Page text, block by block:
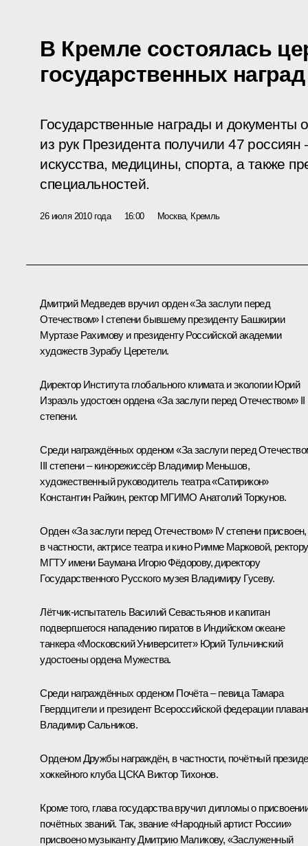
В Кремле состоялась
государственных наград
Государственные награды и документы
из рук Президента получили 47 россиян
искусства, медицины, спорта, а также
специальностей.
26 июля 2010 года 16:00 Москва, Кремль
Дмитрий Медведев вручил орден «За заслуги перед
Отечеством»I степени бывшему президенту Башкирии
Муртазе Рахимову и президенту Российской академии
художеств Зурабу Церетели.
Директор Института глобального климата и экологии Юрий
Израэль удостоен ордена «За заслуги перед Отечеством» II
степени.
Среди награждённых орденом «За заслуги перед
III степени – кинорежиссёр Владимир Меньшов,
художественный руководитель театра «Сатирикон»
Константин Райкин, ректор МГИМО Анатолий Торкунов.
Орден «За заслуги перед Отечеством» IV степени присвоен,
в частности, актрисе театра и кино Римме Марковой, ректору
МГТУ имени Баумана Игорю Фёдорову, директору
Государственного Русского музея Владимиру Гусеву.
Лётчик-испытатель Василий Севастьянов и капитан
подвергшегося нападению пиратов в Индийском океане
танкера «Московский Университет» Юрий Тульчинский
удостоеныордена Мужества.
Среди награждённых орденом Почёта– певица Тамара
Гвердцители и президент Всероссийской федерации
Владимир Сальников.
Орденом Дружбы награждён, в частности, почётный
хоккейного клуба ЦСКА Виктор Тихонов.
Кроме того, глава государства вручил дипломы о
почётных званий. Так,звание «Народный артист России»
присвоено музыканту Дмитрию Маликову, «Заслуженный